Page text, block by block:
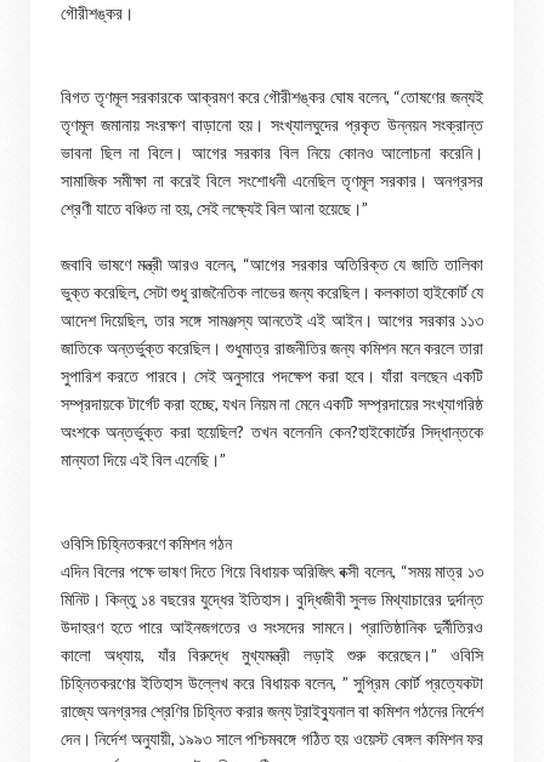
গৌরীশঙ্কর।
বিগত তৃণমূল সরকারকে আক্রমণ করে গৌরীশঙ্কর ঘোষ বলেন, “তোষণের জন্যই
তৃণমূল জমানায় সংরক্ষণ বাড়ানো হয়। সংখ্যালঘুদের প্রকৃত উন্নয়ন সংক্রান্ত
ভাবনা ছিল না বিলে। আগের সরকার বিল নিয়ে কোনও আলোচনা করেনি।
সামাজিক সমীক্ষা না করেই বিলে সংশোধনী এনেছিল তৃণমূল সরকার। অনগ্রসর
শ্রেণী যাতে বঞ্চিত না হয়, সেই লক্ষ্যেই বিল আনা হয়েছে।”
জবাবি ভাষণে মন্ত্রী আরও বলেন, “আগের সরকার অতিরিক্ত যে জাতি তালিকা
ভুক্ত করেছিল, সেটা শুধু রাজনৈতিক লাভের জন্য করেছিল। কলকাতা হাইকোর্ট যে
আদেশ দিয়েছিল, তার সঙ্গে সামঞ্জস্য আনতেই এই আইন। আগের সরকার ১১৩
জাতিকে অন্তর্ভুক্ত করেছিল। শুধুমাত্র রাজনীতির জন্য কমিশন মনে করলে তারা
সুপারিশ করতে পারবে। সেই অনুসারে পদক্ষেপ করা হবে। যাঁরা বলছেন একটি
সম্প্রদায়কে টার্গেট করা হচ্ছে, যখন নিয়ম না মেনে একটি সম্প্রদায়ের সংখ্যাগরিষ্ঠ
অংশকে অন্তর্ভুক্ত করা হয়েছিল? তখন বলেননি কেন?হাইকোর্টের সিদ্ধান্তকে
মান্যতা দিয়ে এই বিল এনেছি।”
ওবিসি চিহ্নিতকরণে কমিশন গঠন
এদিন বিলের পক্ষে ভাষণ দিতে গিয়ে বিধায়ক অরিজিৎ বক্সী বলেন, “সময় মাত্র ১৩
মিনিট। কিন্তু ১৪ বছরের যুদ্ধের ইতিহাস। বুদ্ধিজীবী সুলভ মিথ্যাচারের দুর্দান্ত
উদাহরণ হতে পারে আইনজগতের ও সংসদের সামনে। প্রাতিষ্ঠানিক দুর্নীতিরও
কালো অধ্যায়, যাঁর বিরুদ্ধে মুখ্যমন্ত্রী লড়াই শুরু করেছেন।” ওবিসি
চিহ্নিতকরণের ইতিহাস উল্লেখ করে বিধায়ক বলেন, ” সুপ্রিম কোর্ট প্রত্যেকটা
রাজ্যে অনগ্রসর শ্রেণির চিহ্নিত করার জন্য ট্রাইব্যুনাল বা কমিশন গঠনের নির্দেশ
দেন। নির্দেশ অনুযায়ী, ১৯৯৩ সালে পশ্চিমবঙ্গে গঠিত হয় ওয়েস্ট বেঙ্গল কমিশন ফর